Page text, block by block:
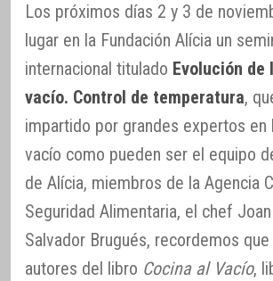
Los próximos días 2 y 3 de
lugar en la Fundación Alícia un
internacional titulado Evolución de
vacío. Control de temperatura,
impartido por grandes expertos en
vacío como pueden ser el equipo
de Alícia, miembros de la Agencia
Seguridad Alimentaria, el chef
Salvador Brugués, recordemos
autores del libro Cocina al Vacío,